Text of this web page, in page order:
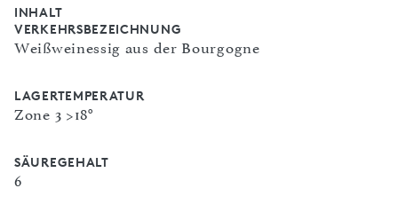
INHALT
VERKEHRSBEZEICHNUNG
Weißweinessig aus der Bourgogne
LAGERTEMPERATUR
Zone 3 >18°
SÄUREGEHALT
6